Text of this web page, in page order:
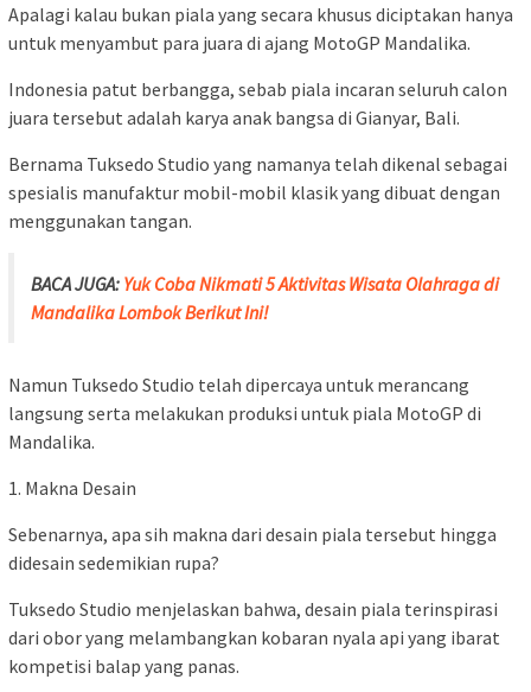
Apalagi kalau bukan piala yang secara khusus diciptakan hanya
untuk menyambut para juara di ajang MotoGP Mandalika.
Indonesia patut berbangga, sebab piala incaran seluruh calon
juara tersebut adalah karya anak bangsa di Gianyar, Bali.
Bernama Tuksedo Studio yang namanya telah dikenal sebagai
spesialis manufaktur mobil-mobil klasik yang dibuat dengan
menggunakan tangan.
BACA JUGA: Yuk Coba Nikmati 5 Aktivitas Wisata Olahraga di
Mandalika Lombok Berikut Ini!
Namun Tuksedo Studio telah dipercaya untuk merancang
langsung serta melakukan produksi untuk piala MotoGP di
Mandalika.
1. Makna Desain
Sebenarnya, apa sih makna dari desain piala tersebut hingga
didesain sedemikian rupa?
Tuksedo Studio menjelaskan bahwa, desain piala terinspirasi
dari obor yang melambangkan kobaran nyala api yang ibarat
kompetisi balap yang panas.